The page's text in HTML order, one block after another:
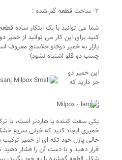
۲- ساخت قطعه گم شده :
شما می توانید با یک ابتکار ساده
کنید برای این کار می توانید از
بازار به خمیر دوقلو جلاسنج معروف
چسب دو قلو اشتباه نشود)
این خمیر دو
جز دارید که
یکی سفت کننده یا هاردنر است، با
خمیری ایجاد کنید که خیلی سریع
خالی پازل خود تکه ای از خمیر ترکیب
قرار دهید و با دست آن را فشار